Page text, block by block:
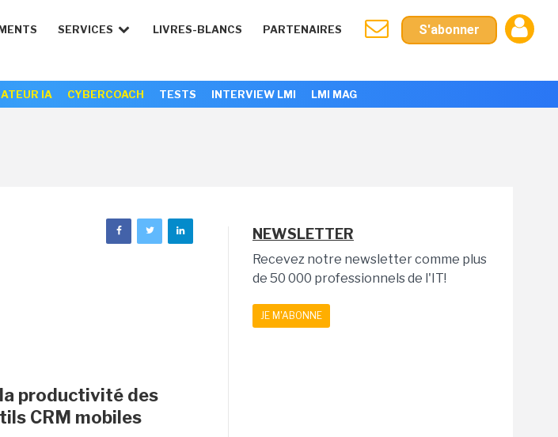
SERVICES LIVRES-BLANCS PARTENAIRES S'abonner
IA CYBERCOACH TESTS INTERVIEW LMI LMI MAG
productivité des
CRM mobiles
NEWSLETTER
Recevez notre newsletter comme plus
de 50 000 professionnels de l'IT!
JE M'ABONNE